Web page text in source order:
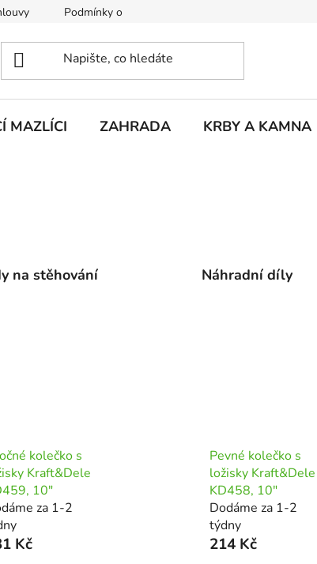
Podmínky ochrany osobních údajů
MAZLÍCI ZAHRADA KRBY A KAMNA
na stěhování Náhradní díly
kolečko s
Kraft&Dele
10"
za 1-2
Kč
Pevné kolečko s
ložisky Kraft&Dele
KD458, 10"
Dodáme za 1-2
týdny
214 Kč